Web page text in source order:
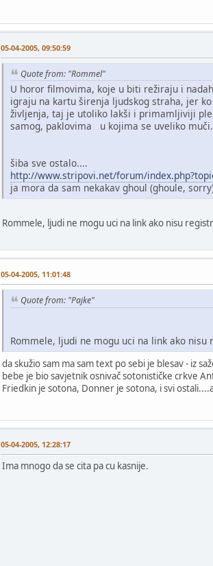
05-04-2005, 09:50:59
Quote from: "Rommel"
U horor filmovima, koje u biti režiraju i
igraju na kartu širenja ljudskog straha, jer
življenja, taj je utoliko lakši i primamljiviji
samog, paklovima u kojima se uveliko muči.
šiba sve ostalo....
http://www.stripovi.net/forum/
ja mora da sam nekakav ghoul (ghoule,
Rommele, ljudi ne mogu uci na link ako nisu
05-04-2005, 11:01:48
Quote from: "Pajke"
Rommele, ljudi ne mogu uci na link ako
da skužio sam ma sam text po sebi je blesav - iz
bebe je bio savjetnik osnivač sotonističke crkve
Friedkin je sotona, Donner je sotona, i svi
05-04-2005, 12:28:17
Ima mnogo da se cita pa cu kasnije.